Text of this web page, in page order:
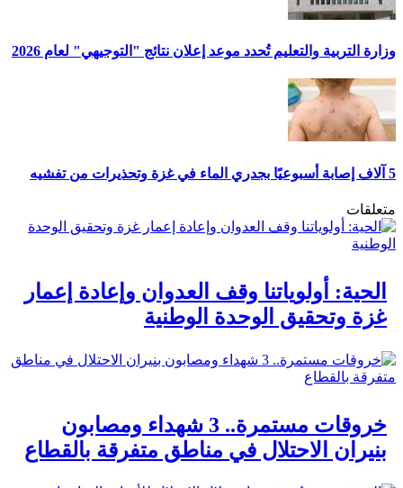
وزارة التربية والتعليم تُحدد موعد إعلان نتائج "التوجيهي" لعام 2026
5 آلاف إصابة أسبوعيًا بجدري الماء في غزة وتحذيرات من تفشيه
متعلقات
الحية: أولوياتنا وقف العدوان وإعادة إعمار
غزة وتحقيق الوحدة الوطنية
خروقات مستمرة.. 3 شهداء ومصابون
بنيران الاحتلال في مناطق متفرقة بالقطاع